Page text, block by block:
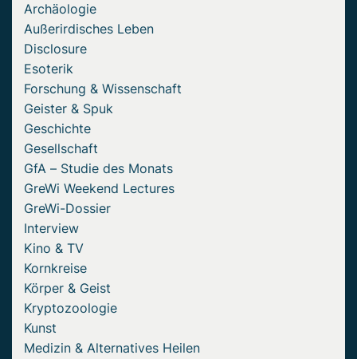
Archäologie
Außerirdisches Leben
Disclosure
Esoterik
Forschung & Wissenschaft
Geister & Spuk
Geschichte
Gesellschaft
GfA – Studie des Monats
GreWi Weekend Lectures
GreWi-Dossier
Interview
Kino & TV
Kornkreise
Körper & Geist
Kryptozoologie
Kunst
Medizin & Alternatives Heilen